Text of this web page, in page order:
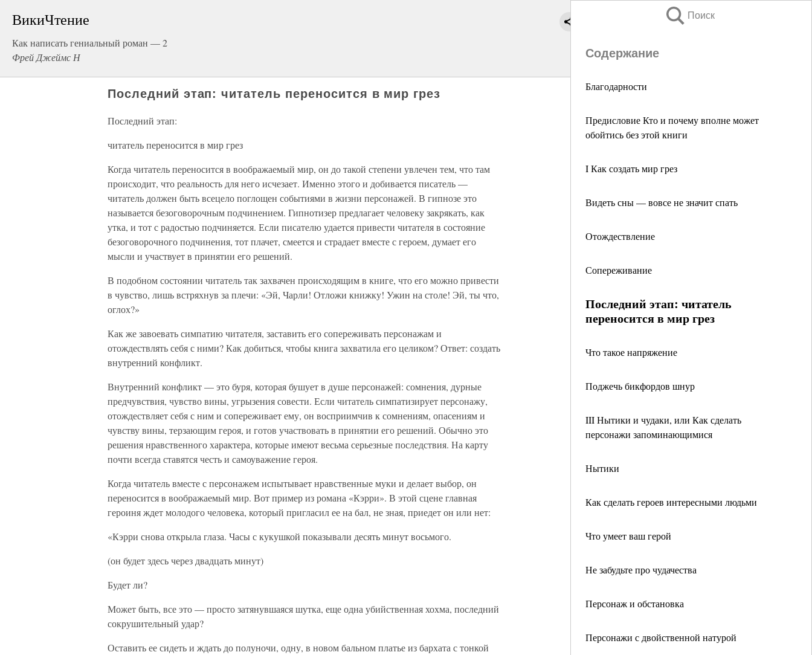
ВикиЧтение
Как написать гениальный роман — 2
Фрей Джеймс Н
Поиск
Содержание
Благодарности
Предисловие Кто и почему вполне может
обойтись без этой книги
I Как создать мир грез
Видеть сны — вовсе не значит спать
Отождествление
Сопереживание
Последний этап: читатель
переносится в мир грез
Что такое напряжение
Поджечь бикфордов шнур
III Нытики и чудаки, или Как сделать
персонажи запоминающимися
Нытики
Как сделать героев интересными людьми
Что умеет ваш герой
Не забудьте про чудачества
Персонаж и обстановка
Персонажи с двойственной натурой
Последний этап: читатель переносится в мир грез
Последний этап:
читатель переносится в мир грез
Когда читатель переносится в воображаемый мир, он до такой степени увлечен тем, что там
происходит, что реальность для него исчезает. Именно этого и добивается писатель —
читатель должен быть всецело поглощен событиями в жизни персонажей. В гипнозе это
называется безоговорочным подчинением. Гипнотизер предлагает человеку закрякать, как
утка, и тот с радостью подчиняется. Если писателю удается привести читателя в состояние
безоговорочного подчинения, тот плачет, смеется и страдает вместе с героем, думает его
мысли и участвует в принятии его решений.
В подобном состоянии читатель так захвачен происходящим в книге, что его можно привести
в чувство, лишь встряхнув за плечи: «Эй, Чарли! Отложи книжку! Ужин на столе! Эй, ты что,
оглох?»
Как же завоевать симпатию читателя, заставить его сопереживать персонажам и
отождествлять себя с ними? Как добиться, чтобы книга захватила его целиком? Ответ: создать
внутренний конфликт.
Внутренний конфликт — это буря, которая бушует в душе персонажей: сомнения, дурные
предчувствия, чувство вины, угрызения совести. Если читатель симпатизирует персонажу,
отождествляет себя с ним и сопереживает ему, он восприимчив к сомнениям, опасениям и
чувству вины, терзающим героя, и готов участвовать в принятии его решений. Обычно это
решения нравственного характера, которые имеют весьма серьезные последствия. На карту
почти всегда ставятся честь и самоуважение героя.
Когда читатель вместе с персонажем испытывает нравственные муки и делает выбор, он
переносится в воображаемый мир. Вот пример из романа «Кэрри». В этой сцене главная
героиня ждет молодого человека, который пригласил ее на бал, не зная, приедет он или нет:
«Кэрри снова открыла глаза. Часы с кукушкой показывали десять минут восьмого.
(он будет здесь через двадцать минут)
Будет ли?
Может быть, все это — просто затянувшаяся шутка, еще одна убийственная хохма, последний
сокрушительный удар?
Оставить ее сидеть и ждать до полуночи, одну, в новом бальном платье из бархата с тонкой